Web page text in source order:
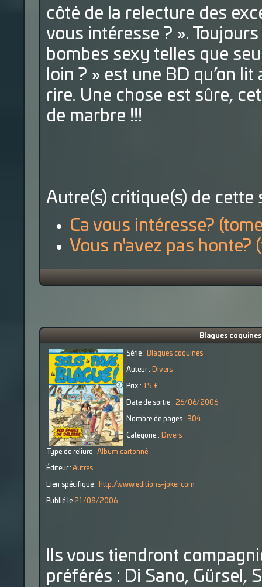
côté de la relecture des
vous intéresse ? ».
bombes sexy telles que
loin ? » est une BD qu’on
rire. Une chose est sûre,
de marbre !!!
Autre(s) critique(s) de cette
Ca vous intéresse?
Vous n'avez pas honte?
Blagues
Série : Blagues coquines
Auteur : Divers
Prix : 15 €
Date de sortie : 26/06/2006
Nombre de pages : 304
Catégorie : Divers
Type de reliure : Album cartonné
Éditeur : Autres
Lien spécifique : http://www.editions-joker.com
Publié le 21/08/2006
Ils vous tiendront
préférés : Di Sano, Gürsel,